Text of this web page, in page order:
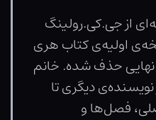
از جی.کی.رولینگ
اولیه‌ی کتاب هری
نهایی حذف شده. خانم
دیگری تا
فصل‌ها و